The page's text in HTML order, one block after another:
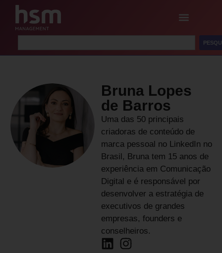
Bruna Lopes
de Barros
Uma das 50 principais
criadoras de conteúdo de
marca pessoal no LinkedIn no
Brasil, Bruna tem 15 anos de
experiência em Comunicação
Digital e é responsável por
desenvolver a estratégia de
executivos de grandes
empresas, founders e
conselheiros.